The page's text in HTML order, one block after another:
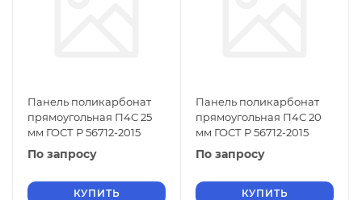
Панель поликарбонат
прямоугольная П4С 25
мм ГОСТ Р 56712-2015
По запросу
КУПИТЬ
Панель поликарбонат
прямоугольная П4С 20
мм ГОСТ Р 56712-2015
По запросу
КУПИТЬ